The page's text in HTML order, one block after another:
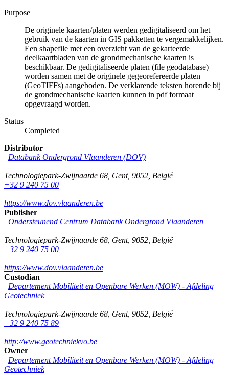
Purpose
De originele kaarten/platen werden gedigitaliseerd om het
gebruik van de kaarten in GIS pakketten te vergemakkelijken.
Een shapefile met een overzicht van de gekarteerde
deelkaartbladen van de grondmechanische kaarten is
beschikbaar. De gedigitaliseerde platen (file geodatabase)
worden samen met de originele gegeorefereerde platen
(GeoTIFFs) aangeboden. De verklarende teksten horende bij
de grondmechanische kaarten kunnen in pdf formaat
opgevraagd worden.
Status
Completed
Distributor
Databank Ondergrond Vlaanderen (DOV)
Technologiepark-Zwijnaarde 68 Gent, 9052 België
+32 9 240 75 00
https://www.dov.vlaanderen.be
Publisher
Ondersteunend Centrum Databank Ondergrond Vlaanderen
Technologiepark-Zwijnaarde 68 Gent, 9052 België
+32 9 240 75 00
https://www.dov.vlaanderen.be
Custodian
Departement Mobiliteit en Openbare Werken (MOW) - Afdeling
Geotechniek
Technologiepark-Zwijnaarde 68 Gent, 9052 België
+32 9 240 75 89
http://www.geotechniekvo.be
Owner
Departement Mobiliteit en Openbare Werken (MOW) - Afdeling
Geotechniek